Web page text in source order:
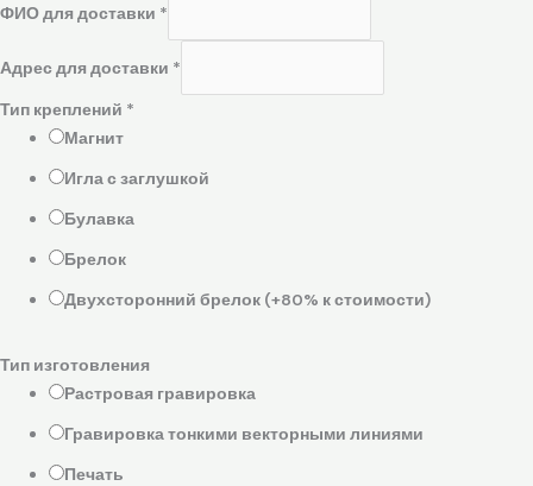
ФИО для доставки *
Адрес для доставки *
Тип креплений *
Магнит
Игла с заглушкой
Булавка
Брелок
Двухсторонний брелок (+80% к стоимости)
Тип изготовления
Растровая гравировка
Гравировка тонкими векторными линиями
Печать